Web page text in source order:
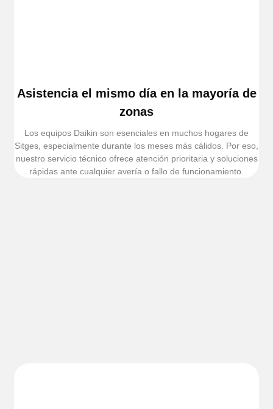
Asistencia el mismo día en la mayoría de
zonas
Los equipos Daikin son esenciales en muchos hogares de
Sitges, especialmente durante los meses más cálidos. Por eso,
nuestro servicio técnico ofrece atención prioritaria y soluciones
rápidas ante cualquier avería o fallo de funcionamiento.